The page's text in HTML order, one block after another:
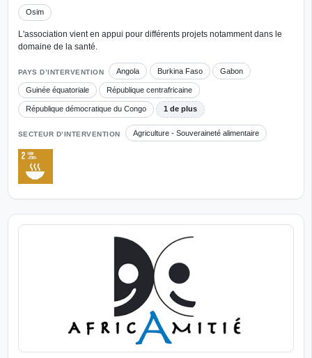
Osim
L'association vient en appui pour différents projets notamment dans le
domaine de la santé.
PAYS D’INTERVENTION Angola Burkina Faso Gabon
Guinée équatoriale République centrafricaine
République démocratique du Congo 1 de plus
SECTEUR D’INTERVENTION Agriculture - Souveraineté alimentaire